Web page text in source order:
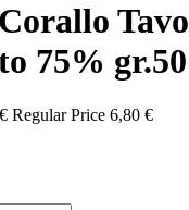
75% gr.50
Regular Price 6,80 €